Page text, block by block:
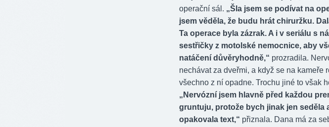
operační sál. „Šla jsem se podívat na
jsem věděla, že budu hrát chiruržku.
Ta operace byla zázrak. A i v seriálu s
sestřičky z motolské nemocnice, aby
natáčení důvěryhodně,“ prozradila.
nechávat za dveřmi, a když se na kameře
všechno z ní opadne. Trochu jiné to však
„Nervózní jsem hlavně před každou
gruntuju, protože bych jinak jen seděla
opakovala text,“ přiznala. Dana má za